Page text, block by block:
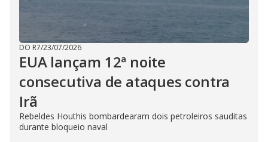
DO R7/23/07/2026
EUA lançam 12ª noite
consecutiva de ataques contra
Irã
Rebeldes Houthis bombardearam dois petroleiros sauditas
durante bloqueio naval